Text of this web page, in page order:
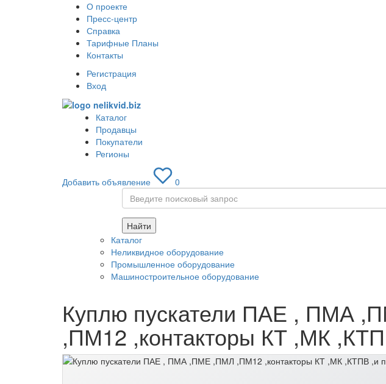
О проекте
Пресс-центр
Справка
Тарифные Планы
Контакты
Регистрация
Вход
Каталог
Продавцы
Покупатели
Регионы
Добавить объявление 0
Найти
Каталог
Неликвидное оборудование
Промышленное оборудование
Машиностроительное оборудование
Куплю пускатели ПАЕ , ПМА
,ПМ12 ,контакторы КТ ,МК